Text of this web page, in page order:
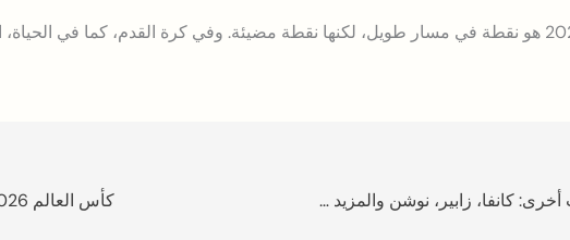
معسكر بانكوك 2026 هو نقطة في مسار طويل، لكنها نقطة مضيئة. وفي كرة القدم، كما في
ربط Claude بخدمات أخرى: كانفا، زابير، نوشن والمزيد – الدليل الشامل 2026